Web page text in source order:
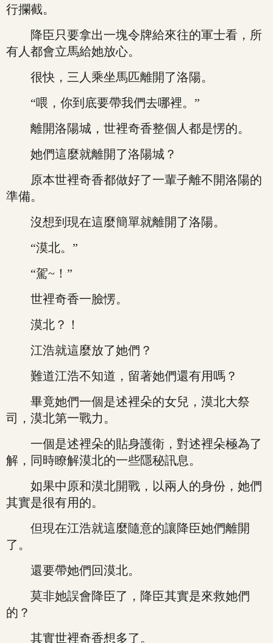
行攔截。
降臣只要拿出一塊令牌給來往的軍士看，所
有人都會立馬給她放心。
很快，三人乘坐馬匹離開了洛陽。
“喂，你到底要帶我們去哪裡。”
離開洛陽城，世裡奇香整個人都是愣的。
她們這麼就離開了洛陽城？
原本世裡奇香都做好了一輩子離不開洛陽的
準備。
沒想到現在這麼簡單就離開了洛陽。
“漠北。”
“駕~！”
世裡奇香一臉愣。
漠北？！
江浩就這麼放了她們？
難道江浩不知道，留著她們還有用嗎？
畢竟她們一個是述裡朵的女兒，漠北大祭
司，漠北第一戰力。
一個是述裡朵的貼身護衛，對述裡朵極為了
解，同時瞭解漠北的一些隱秘訊息。
如果中原和漠北開戰，以兩人的身份，她們
其實是很有用的。
但現在江浩就這麼隨意的讓降臣她們離開
了。
還要帶她們回漠北。
莫非她誤會降臣了，降臣其實是來救她們
的？
其實世裡奇香想多了。